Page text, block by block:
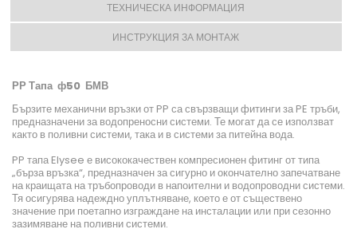
ТЕХНИЧЕСКА ИНФОРМАЦИЯ
ИНСТРУКЦИЯ ЗА МОНТАЖ
РР Тапа ф50 БМВ
Бързите механични връзки от PP са свързващи фитинги за PE тръби,
предназначени за водопреносни системи. Те могат да се използват
както в поливни системи, така и в системи за питейна вода.
PP тапа Elysee е висококачествен компресионен фитинг от типа
„бърза връзка“, предназначен за сигурно и окончателно запечатване
на краищата на тръбопроводи в напоителни и водопроводни системи.
Тя осигурява надеждно уплътняване, което е от съществено
значение при поетапно изграждане на инсталации или при сезонно
зазимяване на поливни системи.